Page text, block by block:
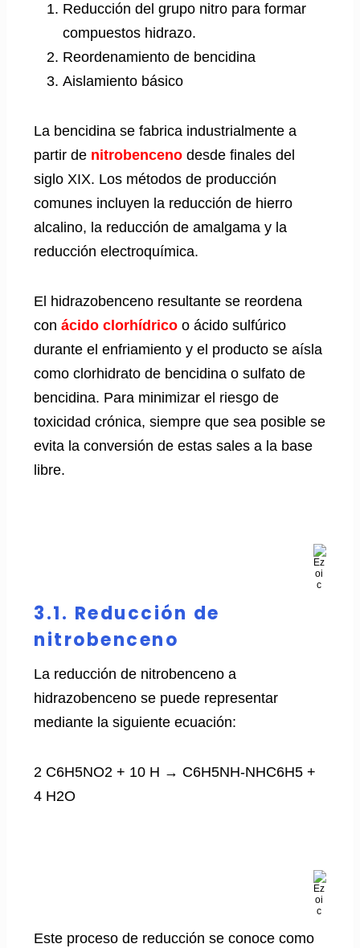
Reducción del grupo nitro para formar
compuestos hidrazo.
Reordenamiento de bencidina
Aislamiento básico
La bencidina se fabrica industrialmente a
partir de nitrobenceno desde finales del
siglo XIX. Los métodos de producción
comunes incluyen la reducción de hierro
alcalino, la reducción de amalgama y la
reducción electroquímica.
El hidrazobenceno resultante se reordena
con ácido clorhídrico o ácido sulfúrico
durante el enfriamiento y el producto se aísla
como clorhidrato de bencidina o sulfato de
bencidina. Para minimizar el riesgo de
toxicidad crónica, siempre que sea posible se
evita la conversión de estas sales a la base
libre.
3.1. Reducción de
nitrobenceno
La reducción de nitrobenceno a
hidrazobenceno se puede representar
mediante la siguiente ecuación:
2 C6H5NO2 + 10 H → C6H5NH-NHC6H5 +
4 H2O
Este proceso de reducción se conoce como